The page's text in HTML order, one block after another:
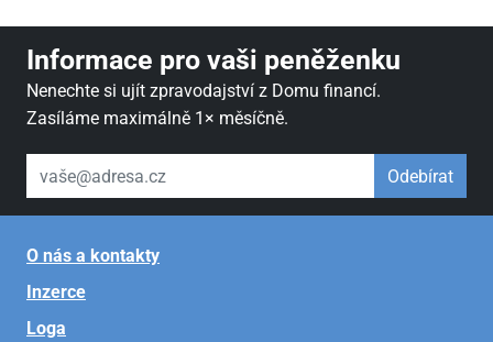
Informace pro vaši peněženku
Nenechte si ujít zpravodajství z Domu financí.
Zasíláme maximálně 1× měsíčně.
váš email Odebírat
O nás a kontakty
Inzerce
Loga